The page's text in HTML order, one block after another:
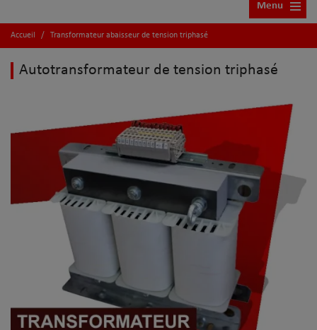
Menu
Accueil / Transformateur abaisseur de tension triphasé
Autotransformateur de tension triphasé